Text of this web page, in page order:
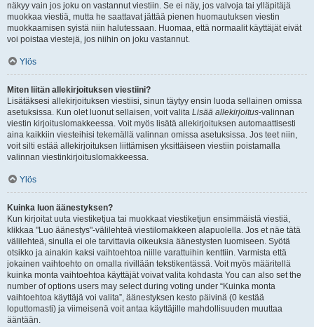
näkyy vain jos joku on vastannut viestiin. Se ei näy, jos valvoja tai ylläpitäjä
muokkaa viestiä, mutta he saattavat jättää pienen huomautuksen viestin
muokkaamisen syistä niin halutessaan. Huomaa, että normaalit käyttäjät eivät
voi poistaa viestejä, jos niihin on joku vastannut.
Ylös
Miten liitän allekirjoituksen viestiini?
Lisätäksesi allekirjoituksen viestiisi, sinun täytyy ensin luoda sellainen omissa
asetuksissa. Kun olet luonut sellaisen, voit valita Lisää allekirjoitus-valinnan
viestin kirjoituslomakkeessa. Voit myös lisätä allekirjoituksen automaattisesti
aina kaikkiin viesteihisi tekemällä valinnan omissa asetuksissa. Jos teet niin,
voit silti estää allekirjoituksen liittämisen yksittäiseen viestiin poistamalla
valinnan viestinkirjoituslomakkeessa.
Ylös
Kuinka luon äänestyksen?
Kun kirjoitat uuta viestiketjua tai muokkaat viestiketjun ensimmäistä viestiä,
klikkaa "Luo äänestys"-välilehteä viestilomakkeen alapuolella. Jos et näe tätä
välilehteä, sinulla ei ole tarvittavia oikeuksia äänestysten luomiseen. Syötä
otsikko ja ainakin kaksi vaihtoehtoa niille varattuihin kenttiin. Varmista että
jokainen vaihtoehto on omalla rivillään tekstikentässä. Voit myös määritellä
kuinka monta vaihtoehtoa käyttäjät voivat valita kohdasta You can also set the
number of options users may select during voting under “Kuinka monta
vaihtoehtoa käyttäjä voi valita”, äänestyksen kesto päivinä (0 kestää
loputtomasti) ja viimeisenä voit antaa käyttäjille mahdollisuuden muuttaa
ääntään.